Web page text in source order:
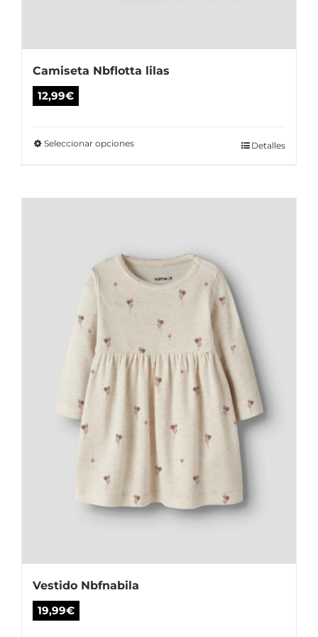
Camiseta Nbflotta lilas
12,99€
Seleccionar opcionesEste
opciones
se
elegir
en
página
de
producto
Detalles
Vestido Nbfnabila
19,99€